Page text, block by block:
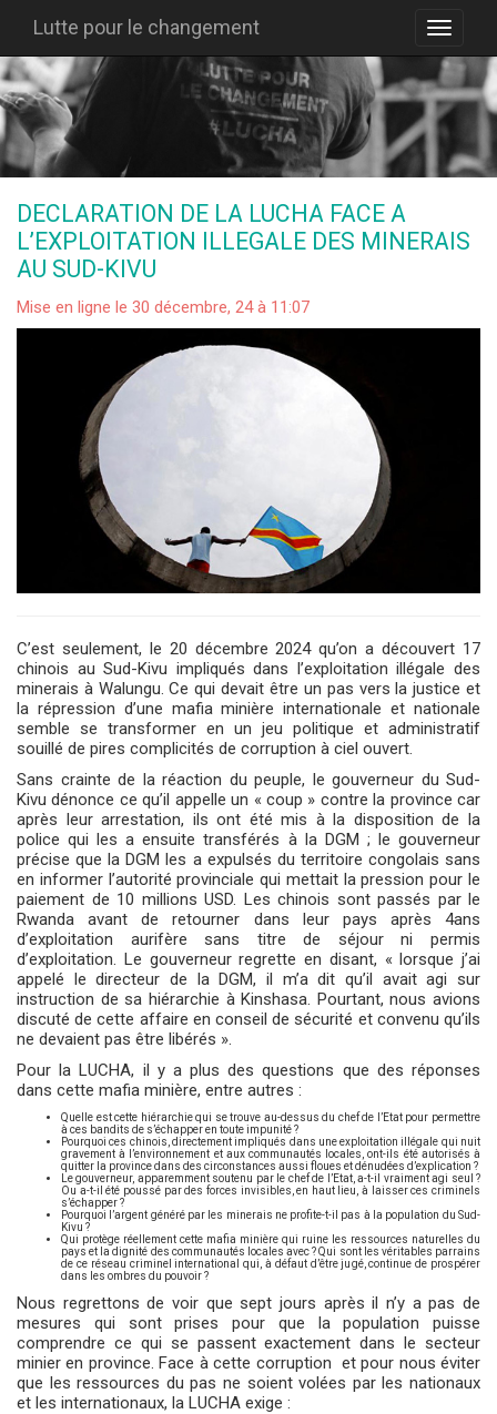
Lutte pour le changement
DECLARATION DE LA LUCHA FACE A
L’EXPLOITATION ILLEGALE DES MINERAIS
AU SUD-KIVU
Mise en ligne le 30 décembre, 24 à 11:07
C’est seulement, le 20 décembre 2024 qu’on a découvert 17
chinois au Sud-Kivu impliqués dans l’exploitation illégale des
minerais à Walungu. Ce qui devait être un pas vers la justice et
la répression d’une mafia minière internationale et nationale
semble se transformer en un jeu politique et administratif
souillé de pires complicités de corruption à ciel ouvert.
Sans crainte de la réaction du peuple, le gouverneur du Sud-
Kivu dénonce ce qu’il appelle un « coup » contre la province car
après leur arrestation, ils ont été mis à la disposition de la
police qui les a ensuite transférés à la DGM ; le gouverneur
précise que la DGM les a expulsés du territoire congolais sans
en informer l’autorité provinciale qui mettait la pression pour le
paiement de 10 millions USD. Les chinois sont passés par le
Rwanda avant de retourner dans leur pays après 4ans
d’exploitation aurifère sans titre de séjour ni permis
d’exploitation. Le gouverneur regrette en disant, « lorsque j’ai
appelé le directeur de la DGM, il m’a dit qu’il avait agi sur
instruction de sa hiérarchie à Kinshasa. Pourtant, nous avions
discuté de cette affaire en conseil de sécurité et convenu qu’ils
ne devaient pas être libérés ».
Pour la LUCHA, il y a plus des questions que des réponses
dans cette mafia minière, entre autres :
Quelle est cette hiérarchie qui se trouve au-dessus du chef de l’Etat pour permettre
à ces bandits de s’échapper en toute impunité ?
Pourquoi ces chinois, directement impliqués dans une exploitation illégale qui nuit
gravement à l’environnement et aux communautés locales, ont-ils été autorisés à
quitter la province dans des circonstances aussi floues et dénudées d’explication ?
Le gouverneur, apparemment soutenu par le chef de l’Etat, a-t-il vraiment agi seul ?
Ou a-t-il été poussé par des forces invisibles, en haut lieu, à laisser ces criminels
s’échapper ?
Pourquoi l’argent généré par les minerais ne profite-t-il pas à la population du Sud-
Kivu ?
Qui protège réellement cette mafia minière qui ruine les ressources naturelles du
pays et la dignité des communautés locales avec ? Qui sont les véritables parrains
de ce réseau criminel international qui, à défaut d’être jugé, continue de prospérer
dans les ombres du pouvoir ?
Nous regrettons de voir que sept jours après il n’y a pas de
mesures qui sont prises pour que la population puisse
comprendre ce qui se passent exactement dans le secteur
minier en province. Face à cette corruption et pour nous éviter
que les ressources du pas ne soient volées par les nationaux
et les internationaux, la LUCHA exige :